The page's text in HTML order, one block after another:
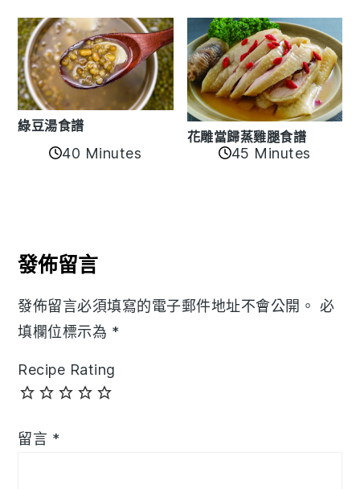
綠豆湯食譜
40 Minutes
花雕當歸蒸雞腿食譜
45 Minutes
Interactions
發佈留言
發佈留言必須填寫的電子郵件地址不會公開。 必
填欄位標示為 *
Recipe Rating
留言 *